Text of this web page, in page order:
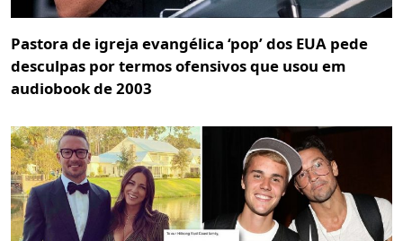
Pastora de igreja evangélica ‘pop’ dos EUA pede
desculpas por termos ofensivos que usou em
audiobook de 2003